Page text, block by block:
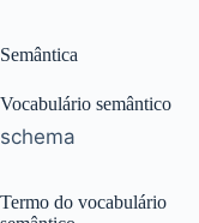
Semântica
Vocabulário semântico
schema
Termo do vocabulário